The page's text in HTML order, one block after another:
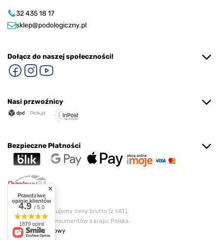
32 435 18 17
sklep@podologiczny.pl
Dołącz do naszej społeczności!
Nasi przwoźnicy
Bezpieczne Płatności
W sklepie prezentujemy ceny brutto (z VAT).
Stawki VAT dla konsumentów z kraju: Polska.
Prawdziwe
opinie klientów
4.9/ 5.0
1879 opinii